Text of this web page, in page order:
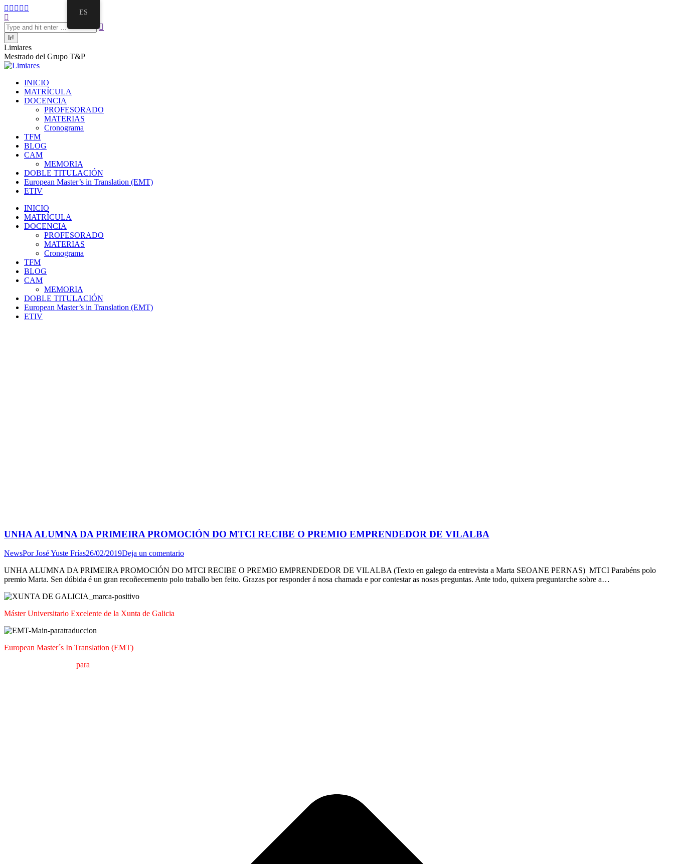
Saltar
al
contenido
Facebook
opens
in
new
window
Twitter
opens
in
new
window
Mail
opens
in
window
Instagram
opens
in
window
opens
in
window
Buscar:
Limiares
Mestrado del Grupo T&P
INICIO
MATRÍCULA
DOCENCIA
PROFESORADO
MATERIAS
Cronograma
TFM
BLOG
CAM
MEMORIA
DOBLE TITULACIÓN
European Master’s in Translation (EMT)
ETIV
INICIO
MATRÍCULA
DOCENCIA
PROFESORADO
MATERIAS
Cronograma
TFM
BLOG
CAM
MEMORIA
DOBLE TITULACIÓN
European Master’s in Translation (EMT)
ETIV
UNHA ALUMNA DA PRIMEIRA PROMOCIÓN DO MTCI RECIBE O PREMIO EMPRENDEDOR DE VILALBA
NewsPorJosé Yuste Frías26/02/2019Deja un comentario
UNHA ALUMNA DA PRIMEIRA PROMOCIÓN DO MTCI RECIBE O PREMIO EMPRENDEDOR DE VILALBA (Texto en galego da entrevista a Marta SEOANE PERNAS) MTCI Parabéns polo
premio Marta. Sen dúbida é un gran recoñecemento polo traballo ben feito. Grazas por responder á nosa chamada e por contestar as nosas preguntas. Ante todo, quixera preguntarche sobre a…
Máster Universitario Excelente de la Xunta de Galicia
European Master´s In Translation (EMT)
para
ES